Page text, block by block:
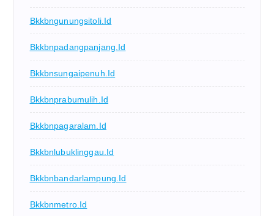
Bkkbngunungsitoli.id
Bkkbnpadangpanjang.id
Bkkbnsungaipenuh.id
Bkkbnprabumulih.id
Bkkbnpagaralam.id
Bkkbnlubuklinggau.id
Bkkbnbandarlampung.id
Bkkbnmetro.id